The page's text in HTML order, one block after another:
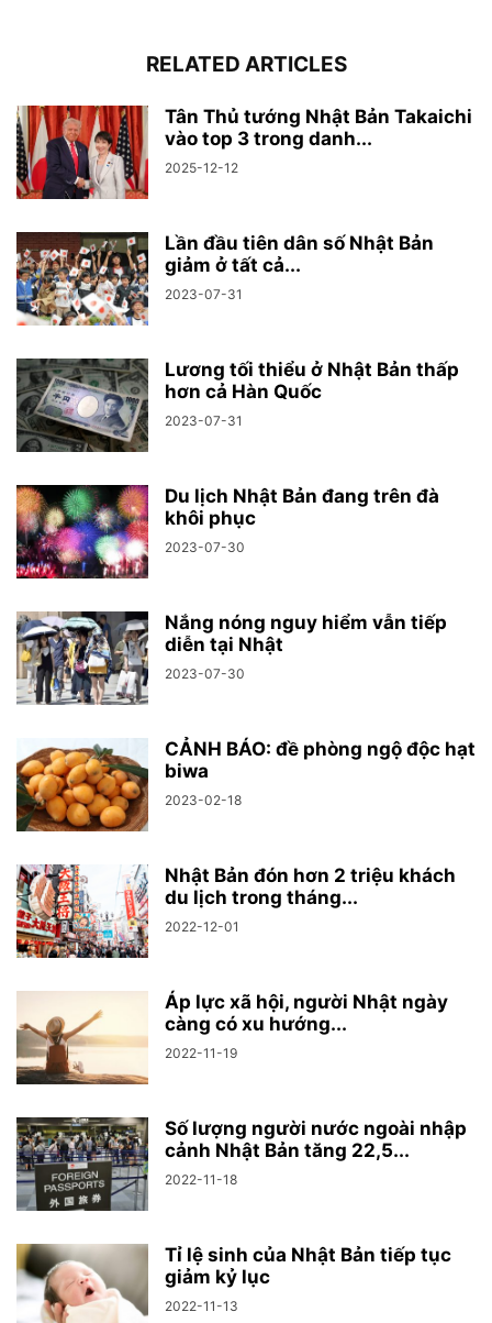
RELATED ARTICLES
Tân Thủ tướng Nhật Bản Takaichi
vào top 3 trong danh...
2025-12-12
Lần đầu tiên dân số Nhật Bản
giảm ở tất cả...
2023-07-31
Lương tối thiểu ở Nhật Bản thấp
hơn cả Hàn Quốc
2023-07-31
Du lịch Nhật Bản đang trên đà
khôi phục
2023-07-30
Nắng nóng nguy hiểm vẫn tiếp
diễn tại Nhật
2023-07-30
CẢNH BÁO: đề phòng ngộ độc hạt
biwa
2023-02-18
Nhật Bản đón hơn 2 triệu khách
du lịch trong tháng...
2022-12-01
Áp lực xã hội, người Nhật ngày
càng có xu hướng...
2022-11-19
Số lượng người nước ngoài nhập
cảnh Nhật Bản tăng 22,5...
2022-11-18
Tỉ lệ sinh của Nhật Bản tiếp tục
giảm kỷ lục
2022-11-13